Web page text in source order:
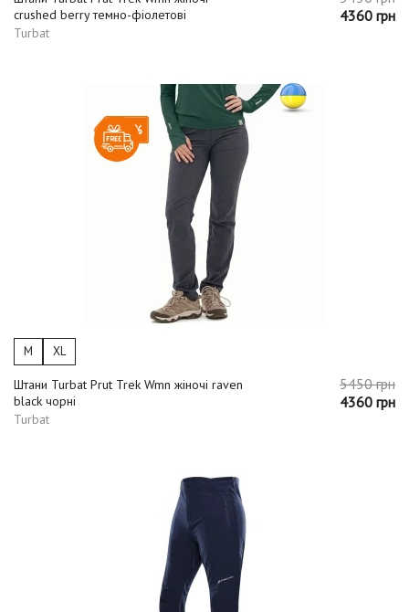
crushed berry темно-фіолетові
Turbat
4360 грн
-20%
M XL
Штани Turbat Prut Trek Wmn жіночі raven
black чорні
Turbat
5450 грн
4360 грн